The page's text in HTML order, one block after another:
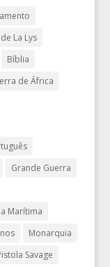
La Lys
Bíblia
de África
Grande Guerra
Marítima
Monarquia
Savage